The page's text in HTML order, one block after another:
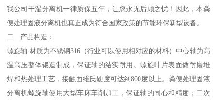
我公司干湿分离机一律质保五年，让您永无后顾之忧！因此，本粪
便处理固液分离机也真正成为符合国家政策的节能环保新型设备。
二、产品构造：
螺旋轴 材质为不锈钢316（行业可以使用相对应的材料）中心轴为高
温高压整体锻造制成，保证轴的结实耐用。螺旋叶片表面做耐磨堆
焊和热处理工艺，接触面维氏硬度可达到800度以上。粪便处理固液
分离机螺旋轴使用大型车床车削加工，保证轴的同心和精度；二次